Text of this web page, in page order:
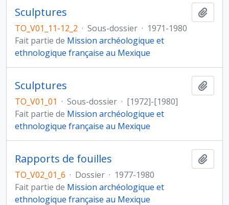
Sculptures
TO_V01_11-12_2 · Sous-dossier · 1971-1980
Fait partie de Mission archéologique et
ethnologique française au Mexique
Sculptures
TO_V01_01 · Sous-dossier · [1972]-[1980]
Fait partie de Mission archéologique et
ethnologique française au Mexique
Rapports de fouilles
TO_V02_01_6 · Dossier · 1977-1980
Fait partie de Mission archéologique et
ethnologique française au Mexique